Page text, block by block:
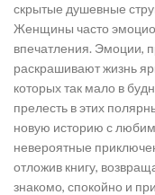
скрытые душевные
Женщины часто
впечатления. Эмоции,
раскрашивают жизнь
которых так мало в
прелесть в этих
новую историю с
невероятные
отложив книгу,
знакомо, спокойно и